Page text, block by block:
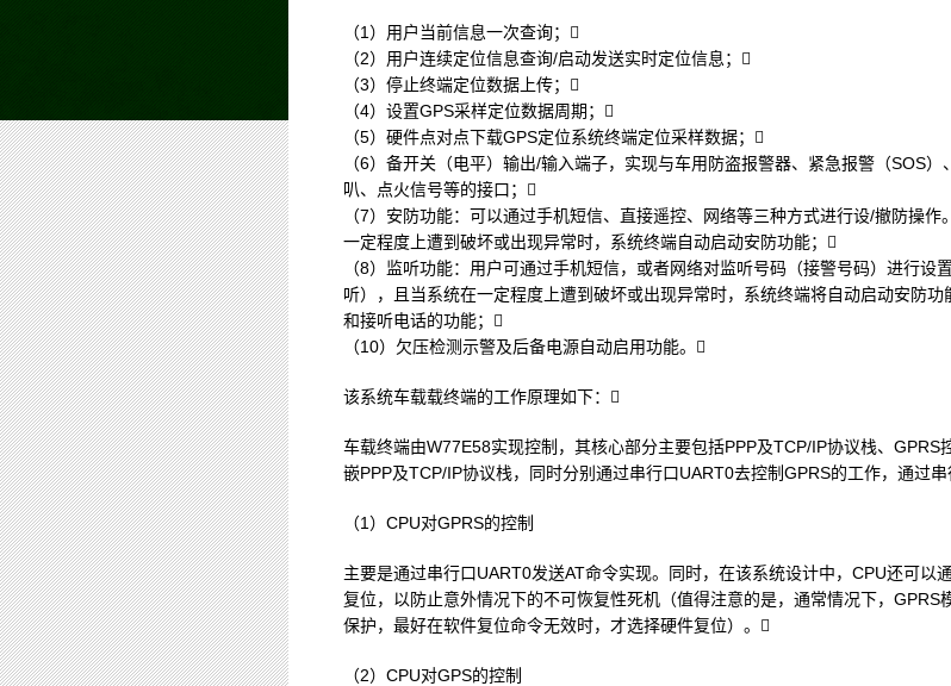
（1）用户当前信息一次查询；
（2）用户连续定位信息查询/启动发送实时定位信息；
（3）停止终端定位数据上传；
（4）设置GPS采样定位数据周期；
（5）硬件点对点下载GPS定位系统终端定位采样数据；
（6）备开关（电平）输出/输入端子，实现与车用防盗报警器、紧急报警（SOS
叭、点火信号等的接口；
（7）安防功能：可以通过手机短信、直接遥控、网络等三种方式进行设/撤防操
一定程度上遭到破坏或出现异常时，系统终端自动启动安防功能；
（8）监听功能：用户可通过手机短信，或者网络对监听号码（接警号码）进行设
听），且当系统在一定程度上遭到破坏或出现异常时，系统终端将自动启动安防
和接听电话的功能；
（10）欠压检测示警及后备电源自动启用功能。
该系统车载载终端的工作原理如下：
车载终端由W77E58实现控制，其核心部分主要包括PPP及TCP/IP协议栈、GPRS
嵌PPP及TCP/IP协议栈，同时分别通过串行口UART0去控制GPRS的工作，通过
（1）CPU对GPRS的控制
主要是通过串行口UART0发送AT命令实现。同时，在该系统设计中，CPU还可以
复位，以防止意外情况下的不可恢复性死机（值得注意的是，通常情况下，GPRS
保护，最好在软件复位命令无效时，才选择硬件复位）。
（2）CPU对GPS的控制